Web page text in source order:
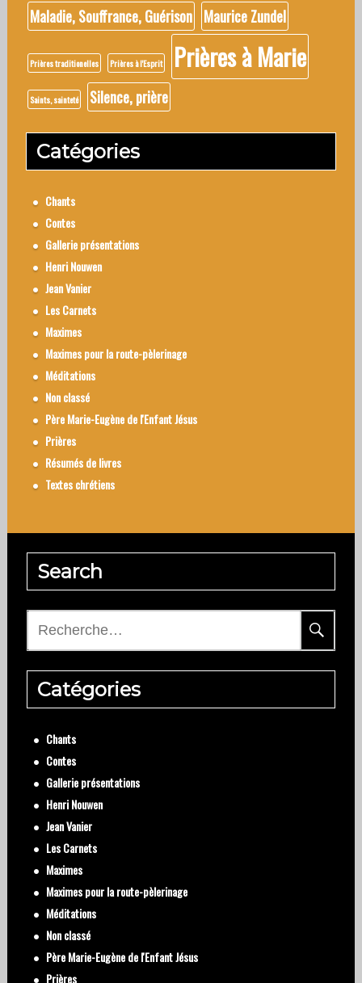
Maladie, Souffrance, Guérison Maurice Zundel
Prières traditionelles Prières à l'Esprit Prières à Marie
Saints, sainteté Silence, prière
Catégories
Chants
Contes
Gallerie présentations
Henri Nouwen
Jean Vanier
Les Carnets
Maximes
Maximes pour la route-pèlerinage
Méditations
Non classé
Père Marie-Eugène de l'Enfant Jésus
Prières
Résumés de livres
Textes chrétiens
Search
Rechercher :
Catégories
Chants
Contes
Gallerie présentations
Henri Nouwen
Jean Vanier
Les Carnets
Maximes
Maximes pour la route-pèlerinage
Méditations
Non classé
Père Marie-Eugène de l'Enfant Jésus
Prières